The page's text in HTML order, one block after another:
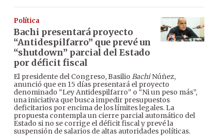
Política
Bachi presentará proyecto
“Antidespilfarro” que prevé un
“shutdown” parcial del Estado
por déficit fiscal
El presidente del Congreso, Basilio BachiNúñez,
anunció que en 15 días presentará el proyecto
denominado “Ley Antidespilfarro” o “Ni un peso más”,
una iniciativa que busca impedir presupuestos
deficitarios por encima de los límites legales. La
propuesta contempla un cierre parcial automático del
Estado si no se corrige el déficit fiscal y prevé la
suspensión de salarios de altas autoridades políticas.